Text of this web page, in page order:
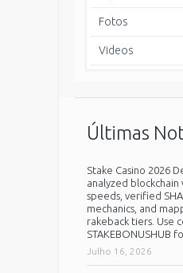
Fotos
Videos
Últimas
Stake Casino 2026
analyzed
speeds, verified
mechanics, and
rakeback tiers. Use
STAKEBONUSHUB
Julho 16, 2026